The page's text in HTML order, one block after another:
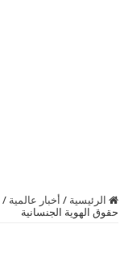
الرئيسية / أخبار عالمية /
حقوق الهوية الجنسانية